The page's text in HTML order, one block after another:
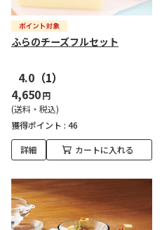
ふらのチーズフルセット
4.0 （1）
4,650円
(送料・税込)
獲得ポイント : 46
詳細 カートに入れる